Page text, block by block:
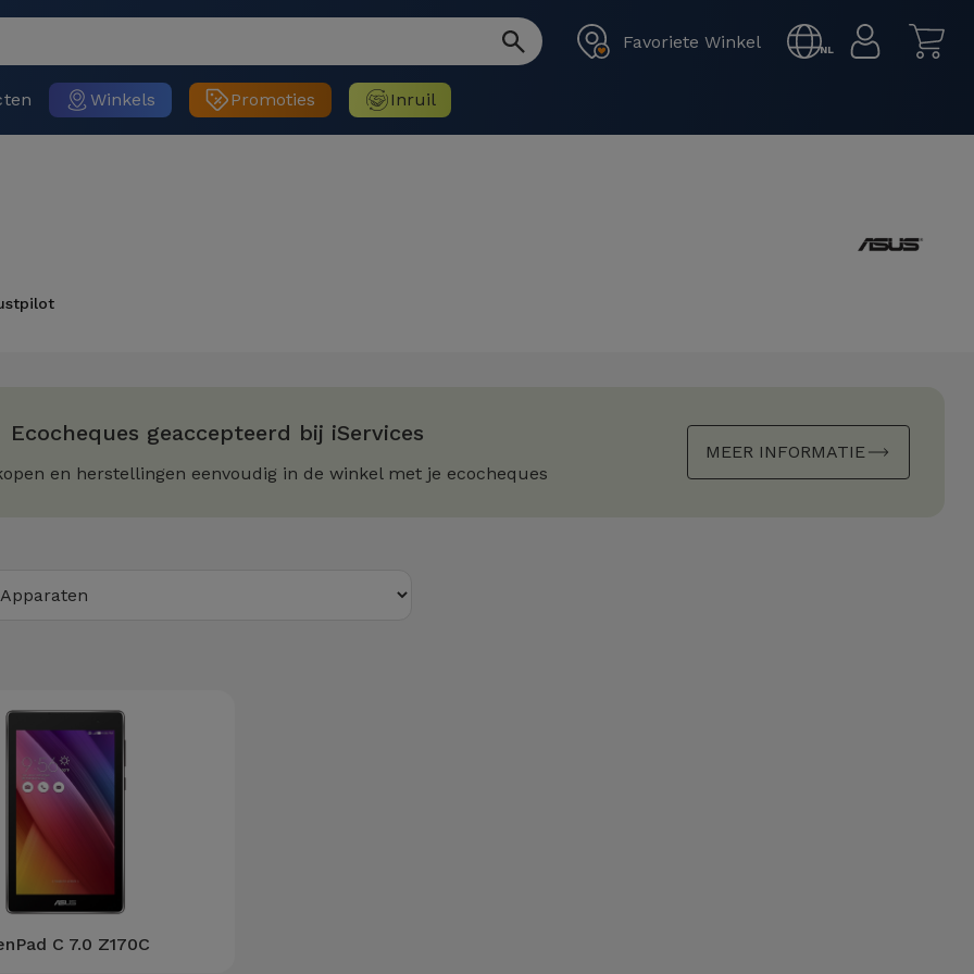
Favoriete Winkel NL
Winkels Promoties Inruil
Ecocheques geaccepteerd bij iServices
en herstellingen eenvoudig in de winkel met je ecocheques
MEER INFORMATIE
C 7.0 Z170C